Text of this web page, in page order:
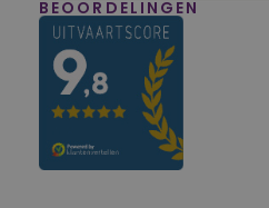
BEOORDELINGEN